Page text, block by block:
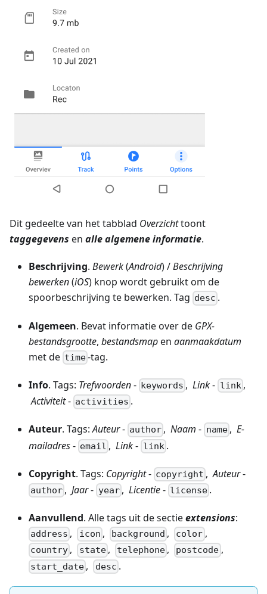
Dit gedeelte van het tabblad Overzichttoont
taggegevens en alle algemene informatie.
Beschrijving. Bewerk(Android) /Beschrijving
bewerken(iOS) knop wordt gebruikt om de
spoorbeschrijving te bewerken. Tag desc .
Algemeen. Bevat informatie over de GPX-
bestandsgrootte, bestandsmapen aanmaakdatum
met de time-tag.
Info. Tags: Trefwoorden- keywords ,Link- link,
Activiteit- activities .
Auteur. Tags:Auteur- author ,Naam - name, E-
mailadres- email ,Link- link.
Copyright. Tags: Copyright- copyright ,Auteur-
author ,Jaar- year, Licentie- license .
Aanvullend. Alle tags uit de sectieextensions:
address , icon , background , color,
country , state, telephone , postcode,
start_date , desc .